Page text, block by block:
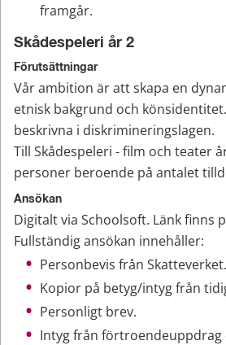
framgår.
Skådespeleri år 2
Förutsättningar
Vår ambition är att skapa en
etnisk bakgrund och
beskrivna i diskrimineringslagen.
Till Skådespeleri - film och teater
personer beroende på antalet
Ansökan
Digitalt via Schoolsoft. Länk finns
Fullständig ansökan innehåller:
Personbevis från Skatteverket.
Kopior på betyg/intyg från
Personligt brev.
Intyg från